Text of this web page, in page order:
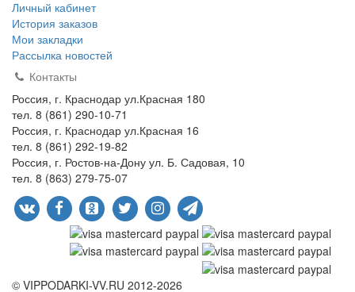
Личный кабинет
История заказов
Мои закладки
Рассылка новостей
Контакты
Россия, г. Краснодар ул.Красная 180
тел. 8 (861) 290-10-71
Россия, г. Краснодар ул.Красная 16
тел. 8 (861) 292-19-82
Россия, г. Ростов-на-Дону ул. Б. Садовая, 10
тел. 8 (863) 279-75-07
© VIPPODARKI-VV.RU 2012-2026